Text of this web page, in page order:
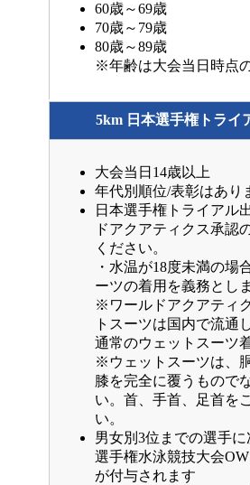
60歳～69歳
70歳～79歳
80歳～89歳
※年齢は大会当日時点
5km 日本選手権トライ
大会当日14歳以上
年代別順位/表彰はあり
日本選手権トライアル
ドアクアティクス承認
ください。
・水温が18度未満の場
ーツの着用を義務としま
※ワールドアクアティ
トスーツは国内で流通
通常のウェットスーツ
※ウェットスーツは、
膝を完全に覆うもので
い。首、手首、足首を
い。
男女別3位までの選手
選手権水泳競技大会
が付与されます